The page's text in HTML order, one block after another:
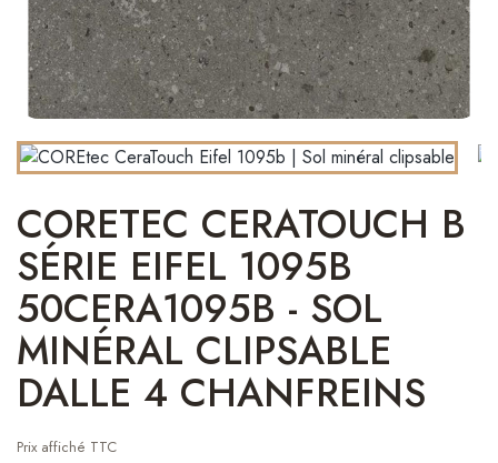
CORETEC CERATOUCH B
SÉRIE EIFEL 1095B
50CERA1095B - SOL
MINÉRAL CLIPSABLE
DALLE 4 CHANFREINS
Prix affiché TTC